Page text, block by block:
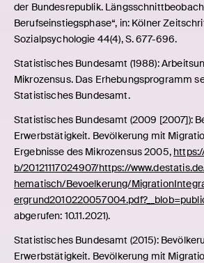
der Bundesrepublik.
Berufseinstiegsphase“, in: Kölner
Sozialpsychologie 44(4), S. 677-696.
Statistisches Bundesamt (1988):
Mikrozensus. Das Erhebungsprogramm
Statistisches Bundesamt.
Statistisches Bundesamt (2009 [2007]):
Erwerbstätigkeit. Bevölkerung mit
Ergebnisse des Mikrozensus 2005,
b/20121117024907/https://
hematisch/Bevoelkerung/
abgerufen: 10.11.2021).
Statistisches Bundesamt (2015):
Erwerbstätigkeit. Bevölkerung mit